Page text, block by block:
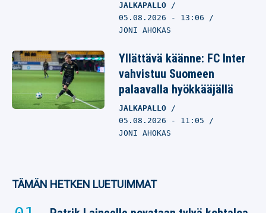
JALKAPALLO
05.08.2026 - 13:06
JONI AHOKAS
Yllättävä käänne: FC Inter
vahvistuu Suomeen
palaavalla hyökkääjällä
JALKAPALLO
05.08.2026 - 11:05
JONI AHOKAS
TÄMÄN HETKEN LUETUIMMAT